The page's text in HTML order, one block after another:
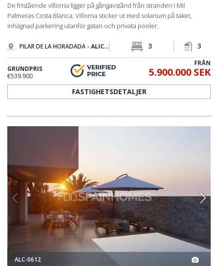
De fristående villorna ligger på gångavstånd från stranden i Mil
Palmeras Costa Blanca. Villorna sticker ut med solarium på taket,
inhägnad parkering utanför gatan och privata pooler.
PILAR DE LA HORADADA - ALICANTE 3 3
GRUNDPRIS
€539.900
FRÅN
5.900.000 SEK
FASTIGHETSDETALJER
ALC-0612